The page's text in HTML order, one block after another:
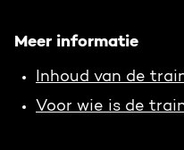
Meer informatie
Inhoud van de
Voor wie is de